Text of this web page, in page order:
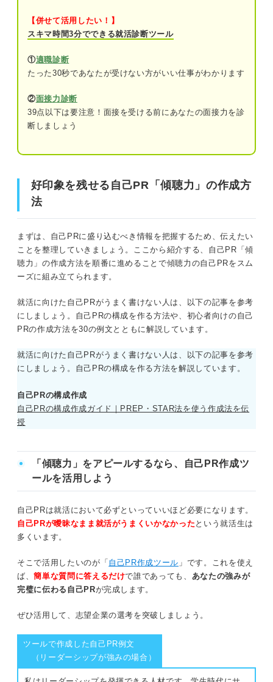
例文⑥サービス職
例文⑨企画職
そもそも傾聴力ってどんな力？
志望企業のニーズと食い違っていないか
聞き上手なだけのアピールになっていない
か
ありきたりな内容になっていないか
「自主性がない」という印象になっていな
いか
これだけは避けたい！ 傾聴力の自己PRのNG例文
NG例文：自主性がない印象になっている
就活のプロに聞いた！ 傾聴力を自己PRの題材にす
るときのポイント
どの職種でも好印象を残しやすいのでおす
人気テーマのため差別化が必須！
傾聴力＋αでアピール！ 傾聴力と相性の良い強みを
課題発見力
行動力
【併せて活用したい！】
スキマ時間3分でできる就活診断ツール
①適職診断
たった30秒であなたが受けない方がいい仕事がわかります
②面接力診断
39点以下は要注意！面接を受ける前にあなたの面接力を診
断しましょう
好印象を残せる自己PR「傾聴力」の作成方
法
まずは、自己PRに盛り込むべき情報を把握するため、伝えたい
ことを整理していきましょう。ここから紹介する、自己PR「傾
聴力」の作成方法を順番に進めることで傾聴力の自己PRをスム
ーズに組み立てられます。
就活に向けた自己PRがうまく書けない人は、以下の記事を参考
にしましょう。自己PRの構成を作る方法や、初心者向けの自己
PRの作成方法を30の例文とともに解説しています。
就活に向けた自己PRがうまく書けない人は、以下の記事を参考
にしましょう。自己PRの構成を作る方法を解説しています。
自己PRの構成作成
自己PRの構成作成ガイド｜PREP・STAR法を使う作成法を伝
授
「傾聴力」をアピールするなら、自己PR作成ツ
ールを活用しよう
自己PRは就活において必ずといっていいほど必要になります。
自己PRが曖昧なまま就活がうまくいかなかった という就活生は
多くいます。
そこで活用したいのが「 自己PR作成ツール 」です。これを使え
ば、簡単な質問に答えるだけで誰であっても、 あなたの強みが
完璧に伝わる自己PRが完成します。
ぜひ活用して、志望企業の選考を突破しましょう。
ツールで作成した自己PR例文
（リーダーシップが強みの場合）
傾聴力の自己PRを伝える3ステップ
②傾聴力を発揮したエピソードを盛り込む
③傾聴力を入社後にどう活かせるかでまとめる
業界・職種別！ 傾聴力をアピールする自己PR例文11選
例文①「IT業界」の自己PR例文
例文②「金融業界」の自己PR例文
例文④「広告・出版業界」の自己PR例文
例文⑤「商社業界」の自己PR例文
例文⑦営業職
例文⑨企画職
例文⑩エンジニア
そもそも傾聴力ってどんな力？
傾聴力の自己PRを作成する際の注意点
志望企業のニーズと食い違っていないか
ありきたりな内容になっていないか
これだけは避けたい！ 傾聴力の自己PRのNG例文
NG例文：志望企業のニーズと食い違っている